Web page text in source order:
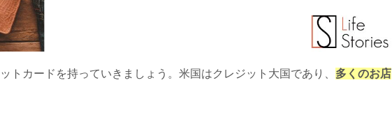
トカードを持っていきましょう。米国はクレジット大国であり、 多くのお店